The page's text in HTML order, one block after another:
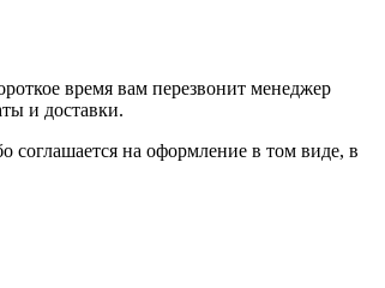
время вам перезвонит менеджер
и доставки.
соглашается на оформление в том виде, в